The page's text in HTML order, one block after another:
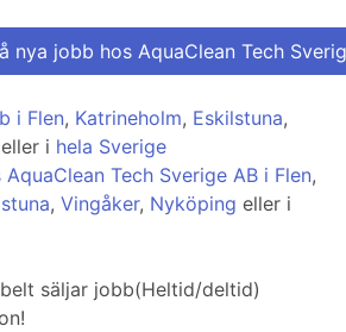
nya jobb hos AquaClean Tech
i Flen, Katrineholm, Eskilstuna,
eller i hela Sverige
Tech Sverige AB i Flen,
, Vingåker, Nyköping eller i
säljar jobb(Heltid/deltid)